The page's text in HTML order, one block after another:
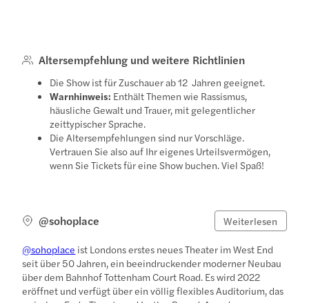
Altersempfehlung und weitere Richtlinien
Die Show ist für Zuschauer ab 12 Jahren geeignet.
Warnhinweis: Enthält Themen wie Rassismus,
häusliche Gewalt und Trauer, mit gelegentlicher
zeittypischer Sprache.
Die Altersempfehlungen sind nur Vorschläge.
Vertrauen Sie also auf Ihr eigenes Urteilsvermögen,
wenn Sie Tickets für eine Show buchen. Viel Spaß!
@sohoplace Weiterlesen
@sohoplace ist Londons erstes neues Theater im West End
seit über 50 Jahren, ein beeindruckender moderner Neubau
über dem Bahnhof Tottenham Court Road. Es wird 2022
eröffnet und verfügt über ein völlig flexibles Auditorium, das